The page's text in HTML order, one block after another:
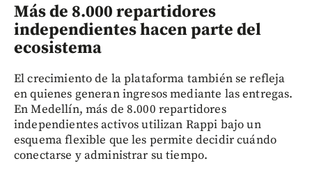
Más de 8.000 repartidores
independientes hacen parte del
ecosistema
El crecimiento de la plataforma también se refleja
en quienes generan ingresos mediante las entregas.
En Medellín, más de 8.000 repartidores
independientes activos utilizan Rappi bajo un
esquema flexible que les permite decidir cuándo
conectarse y administrar su tiempo.